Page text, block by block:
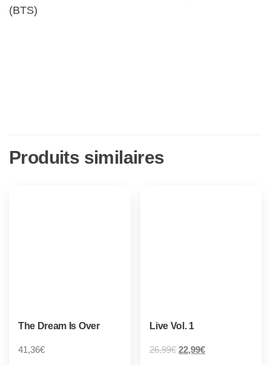
(BTS)
Produits similaires
The Dream Is Over
41,36€
Live Vol. 1
26,99€ 22,99€